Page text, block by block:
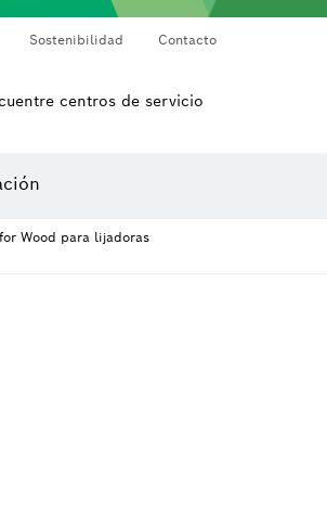
Sostenibilidad Contacto
centros de servicio
Wood para lijadoras